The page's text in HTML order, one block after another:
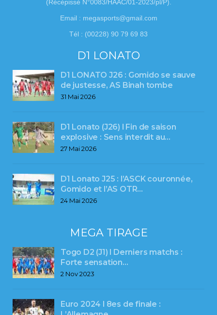
(Récépissé N°0083/HAAC/01-2023/pl/P).
Email : megasports@gmail.com
Tél : (00228) 90 79 69 83
D1 LONATO
D1 LONATO J26 : Gomido se sauve
de justesse, AS Binah tombe
31 Mai 2026
D1 Lonato (J26) l Fin de saison
explosive : Sens interdit au…
27 Mai 2026
D1 Lonato J25 : l’ASCK couronnée,
Gomido et l’AS OTR…
24 Mai 2026
MEGA TIRAGE
Togo D2 (J1) l Derniers matchs :
Forte sensation…
2 Nov 2023
Euro 2024 l 8es de finale :